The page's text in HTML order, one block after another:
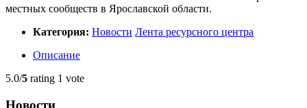
местных сообществ в Ярославской области.
Категория: Новости Лента ресурсного центра
Описание
5.0/5 rating 1 vote
Новости